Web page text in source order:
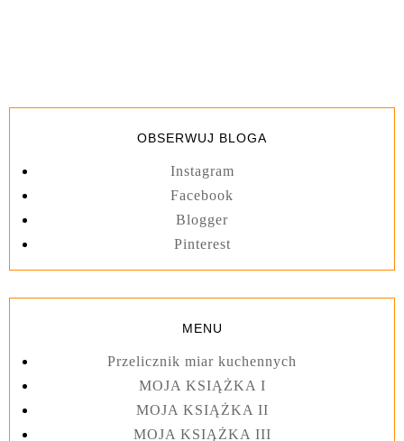
OBSERWUJ BLOGA
Instagram
Facebook
Blogger
Pinterest
MENU
Przelicznik miar kuchennych
MOJA KSIĄŻKA I
MOJA KSIĄŻKA II
MOJA KSIĄŻKA III